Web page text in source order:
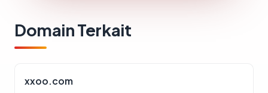
Domain Terkait
xxoo.com